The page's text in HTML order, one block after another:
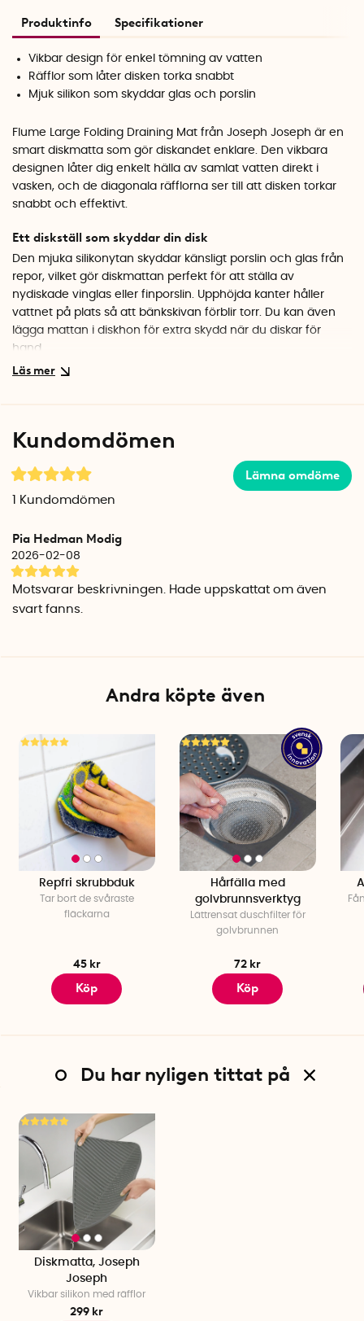
Produktinfo Specifikationer
Vikbar design för enkel tömning av vatten
Räfflor som låter disken torka snabbt
Mjuk silikon som skyddar glas och porslin
Flume Large Folding Draining Mat från Joseph Joseph är en
smart diskmatta som gör diskandet enklare. Den vikbara
designen låter dig enkelt hälla av samlat vatten direkt i
vasken, och de diagonala räfflorna ser till att disken torkar
snabbt och effektivt.
Ett diskställ som skyddar din disk
Den mjuka silikonytan skyddar känsligt porslin och glas från
repor, vilket gör diskmattan perfekt för att ställa av
nydiskade vinglas eller finporslin. Upphöjda kanter håller
vattnet på plats så att bänkskivan förblir torr. Du kan även
lägga mattan i diskhon för extra skydd när du diskar för
hand.
mäter 31,5 x 43,5 cm vilket ger gott om plats för tallrikar, glas
den inte används.
Stilren design för det moderna köket
kök. Diskmattan är ett praktiskt alternativ till traditionella
diskställ och tar minimalt med plats på bänken.
Specifikationer
Mått: 31,5 x 43,5 x 1 cm
Kundomdömen
Lämna omdöme
Kundomdömen
Pia Hedman Modig
2026-02-08
Motsvarar beskrivningen. Hade uppskattat om även
svart fanns.
Andra köpte även
Repfri skrubbduk
Tar bort de svåraste
fläckarna
45 kr
Köp
Hårfälla med
golvbrunnsverktyg
Lättrensat duschfilter för
golvbrunnen
72 kr
Köp
Du har nyligen tittat på
Diskmatta, Joseph
Joseph
Vikbar silikon med räfflor
299 kr